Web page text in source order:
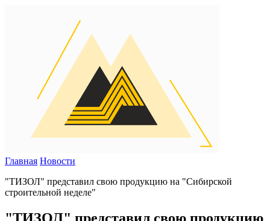
Главная Новости
"ТИЗОЛ" представил свою продукцию на "Сибирской
строительной неделе"